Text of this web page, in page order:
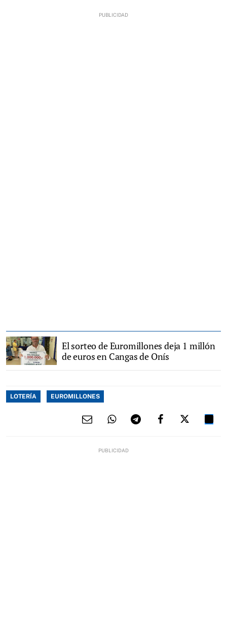
El sorteo de Euromillones deja 1 millón
de euros en Cangas de Onís
LOTERÍA EUROMILLONES